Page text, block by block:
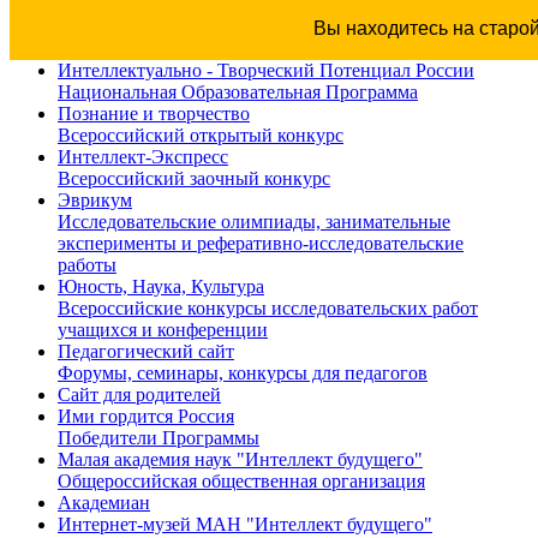
Вы находитесь на
Интеллектуально - Творческий Потенциал России
Национальная Образовательная Программа
Познание и творчество
Всероссийский открытый конкурс
Интеллект-Экспресс
Всероссийский заочный конкурс
Эврикум
Исследовательские олимпиады, занимательные
эксперименты и реферативно-исследовательские
работы
Юность, Наука, Культура
Всероссийские конкурсы исследовательских работ
учащихся и конференции
Педагогический сайт
Форумы, семинары, конкурсы для педагогов
Сайт для родителей
Ими гордится Россия
Победители Программы
Малая академия наук "Интеллект будущего"
Общероссийская общественная организация
Академиан
Интернет-музей МАН "Интеллект будущего"